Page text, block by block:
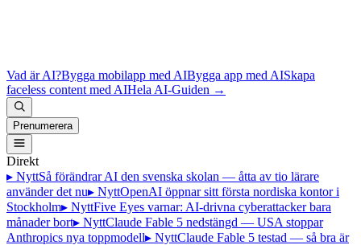
Vad är AI?Bygga mobilapp med AIBygga app med AISkapa
faceless content med AIHela AI-Guiden →
Prenumerera
Direkt
▸ NyttSå förändrar AI den svenska skolan — åtta av tio lärare
använder det nu▸ NyttOpenAI öppnar sitt första nordiska kontor i
Stockholm▸ NyttFive Eyes varnar: AI-drivna cyberattacker bara
månader bort▸ NyttClaude Fable 5 nedstängd — USA stoppar
Anthropics nya toppmodell▸ NyttClaude Fable 5 testad — så bra är